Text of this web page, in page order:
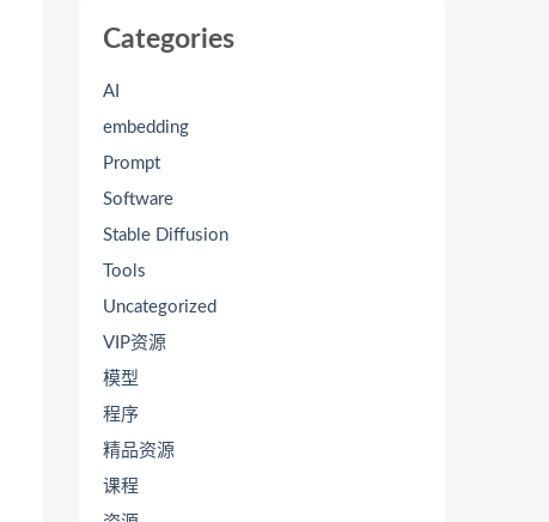
Categories
AI
embedding
Prompt
Software
Stable Diffusion
Tools
Uncategorized
VIP资源
模型
程序
精品资源
课程